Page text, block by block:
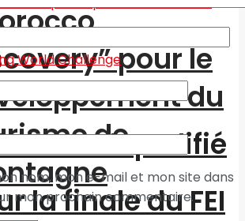
pour le
du
de
Zeroual qualifié
la finale du FEI
nom, mon e-mail et mon site dans
mon prochain commentaire.